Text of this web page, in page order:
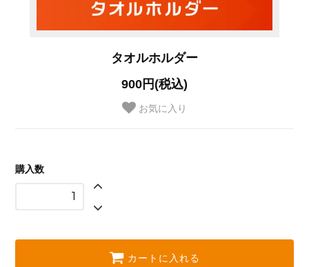
タオルホルダー
900円(税込)
お気に入り
購入数
カートに入れる